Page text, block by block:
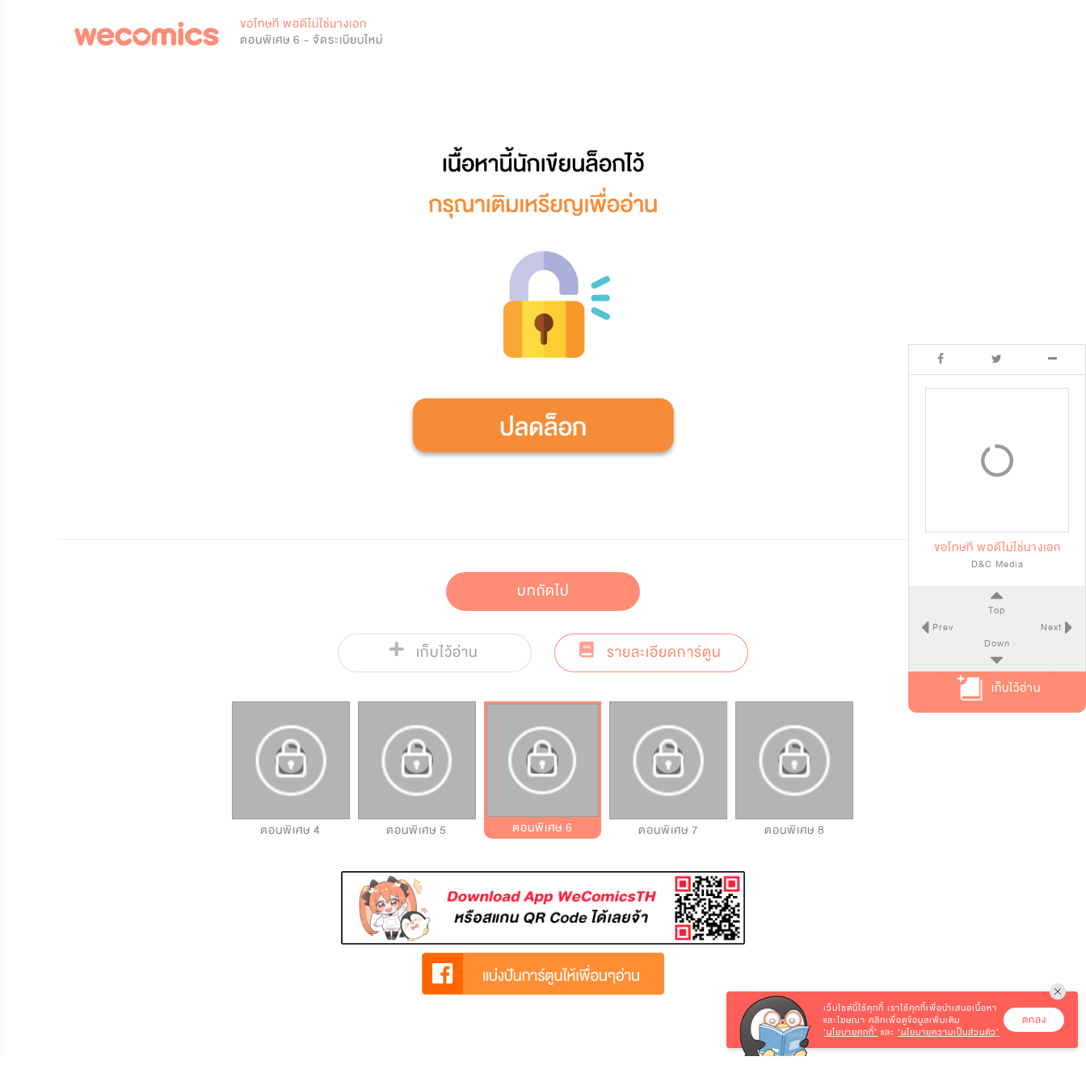
ขอโทษที พอดีไม่ใช่นางเอก
ตอนพิเศษ 6 - จัดระเบียบใหม่
บทถัดไป
เก็บไว้อ่าน รายละเอียดการ์ตูน
ตอนพิเศษ 4 ตอนพิเศษ 5 ตอนพิเศษ 6 ตอนพิเศษ 7 ตอนพิเศษ 8
ขอโทษที พอดีไม่ใช่นางเอก
D&C Media
Top
Prev
Next
Down
เก็บไว้อ่าน
เว็บไซต์นี้ใช้คุกกี้ เราใช้คุกกี้เพื่อนำเสนอเนื้อหา
และโฆษณา คลิกเพื่อดูข้อมูลเพิ่มเติม
‘นโยบายคุกกี้’ และ‘นโยบายความเป็นส่วนตัว’
ตกลง